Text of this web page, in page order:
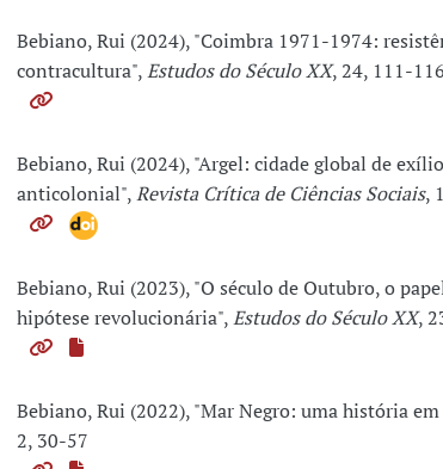
Bebiano, Rui (2024), "Coimbra 1971-1974:
contracultura",Estudos do Século XX, 24, 111-116
Bebiano, Rui (2024), "Argel: cidade global de
anticolonial",Revista Crítica de Ciências Sociais,
Bebiano, Rui (2023), "O século de Outubro, o
hipótese revolucionária",Estudos do Século XX,
Bebiano, Rui (2022), "Mar Negro: uma história
2, 30-57